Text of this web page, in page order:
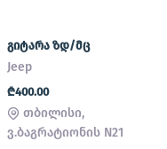
გიტარა ზდ/მც
Jeep
₾400.00
თბილისი,
ვ.ბაგრატიონის N21